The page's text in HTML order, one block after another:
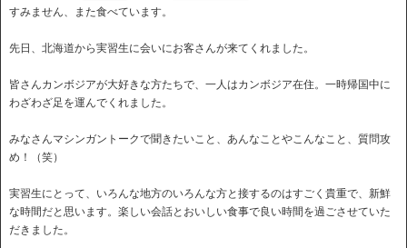
すみません、また食べています。
先日、北海道から実習生に会いにお客さんが来てくれました。
皆さんカンボジアが大好きな方たちで、一人はカンボジア在住。一時帰国中に
わざわざ足を運んでくれました。
みなさんマシンガントークで聞きたいこと、あんなことやこんなこと、質問攻
め！（笑）
実習生にとって、いろんな地方のいろんな方と接するのはすごく貴重で、新鮮
な時間だと思います。楽しい会話とおいしい食事で良い時間を過ごさせていた
だきました。